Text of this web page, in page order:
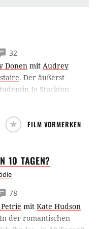
32
Donen mit Audrey
. Der äußerst
Jo Stockton
Doch als der
ihr Gesicht
in Paris entdeckt,
in die Hochburg der
in der Stadt der Liebe
lassen.
FILM VORMERKEN
10 TAGEN?
78
mit Kate Hudson
In der romantischen